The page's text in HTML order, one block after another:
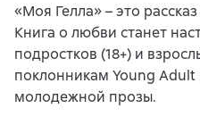
«Моя Гелла» – это
Книга о любви станет
подростков (18+) и
поклонникам Young
молодежной прозы.